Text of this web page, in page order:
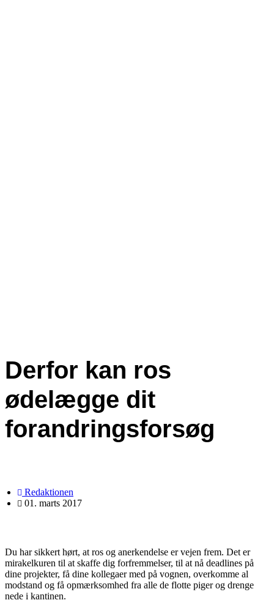
Derfor kan ros
ødelægge dit
forandringsforsøg
Redaktionen
01. marts 2017
Du har sikkert hørt, at ros og anerkendelse er vejen frem. Det er
mirakelkuren til at skaffe dig forfremmelser, til at nå deadlines på
dine projekter, få dine kollegaer med på vognen, overkomme al
modstand og få opmærksomhed fra alle de flotte piger og drenge
nede i kantinen.